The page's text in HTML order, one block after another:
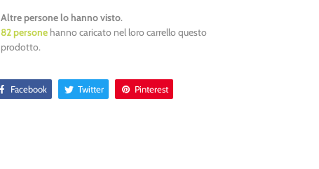
Altre persone lo hanno visto.
82persone hanno caricato nel loro carrello questo
prodotto.
Facebook Twitter Pinterest